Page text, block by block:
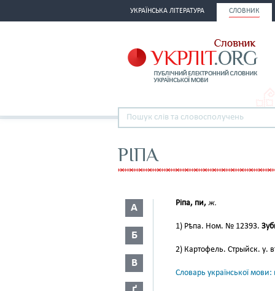
УКРАЇНСЬКА ЛІТЕРАТУРА СЛОВНИК
РІПА
А
Б
В
Ріпа, пи, ж.
1) Рѣпа. Ном. № 12393.
2) Картофель. Стрыйск. у.
Словарь української